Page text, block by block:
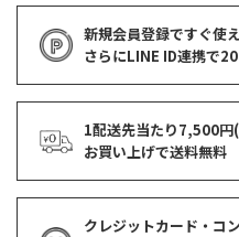
新規会員登録ですぐ使
さらにLINE ID連携で
1配送先当たり7,500円
お買い上げで送料無料
クレジットカード・コ